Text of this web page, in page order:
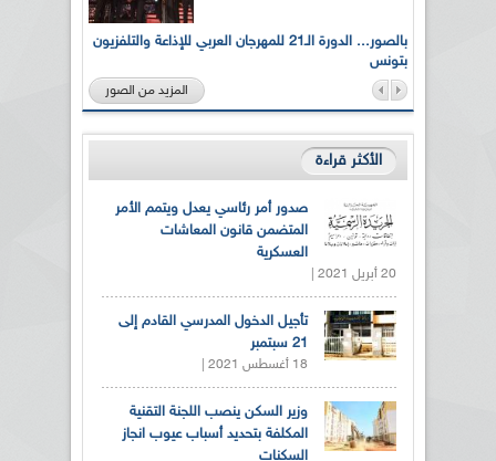
بالصور... الدورة الـ21 للمهرجان العربي للإذاعة والتلفزيون
بتونس
المزيد من الصور
الأكثر قراءة
صدور أمر رئاسي يعدل ويتمم الأمر
المتضمن قانون المعاشات
العسكرية
20 أبريل 2021 |
تأجيل الدخول المدرسي القادم إلى
21 سبتمبر
18 أغسطس 2021 |
وزير السكن ينصب اللجنة التقنية
المكلفة بتحديد أسباب عيوب انجاز
السكنات